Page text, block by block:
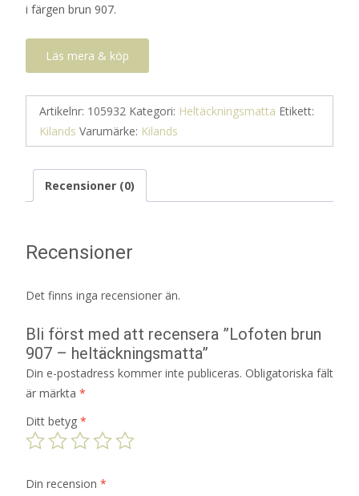
i färgen brun 907.
Läs mera & köp
Artikelnr: 105932 Kategori: Heltäckningsmatta Etikett:
Kilands Varumärke: Kilands
Recensioner (0)
Recensioner
Det finns inga recensioner än.
Bli först med att recensera ”Lofoten brun
907 – heltäckningsmatta”
Din e-postadress kommer inte publiceras. Obligatoriska fält
är märkta *
Ditt betyg *
Din recension *